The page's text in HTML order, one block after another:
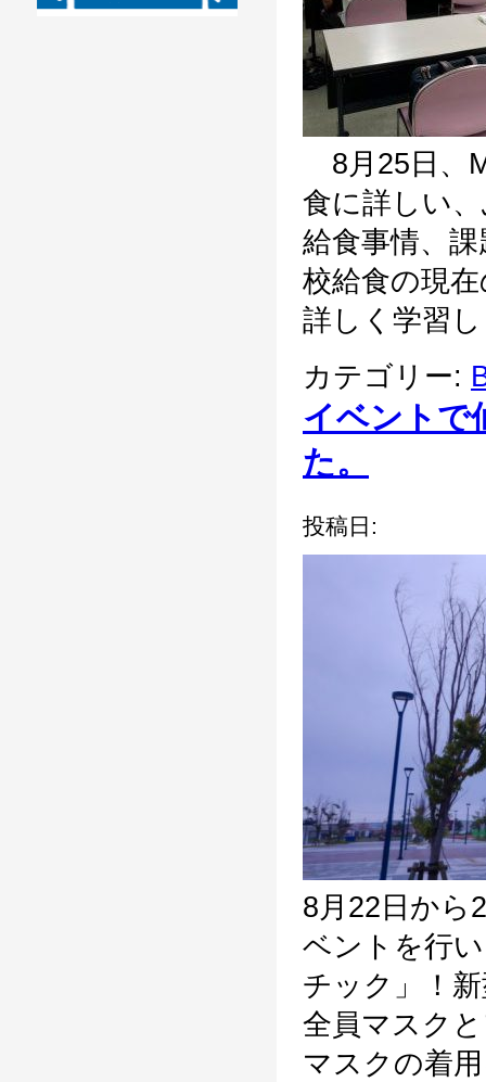
8月25日、
食に詳しい
給食事情、
校給食の現
詳しく学習
カテゴリー:
イベントで
た。
投稿日:
8月22日から
ベントを行
チック」！
全員マスク
マスクの着